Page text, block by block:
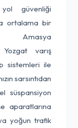
yol güvenliği
ortalama bir
Amasya
Yozgat varış
sistemleri ile
sarsıntıdan
süspansiyon
aparatlarına
yoğun trafik